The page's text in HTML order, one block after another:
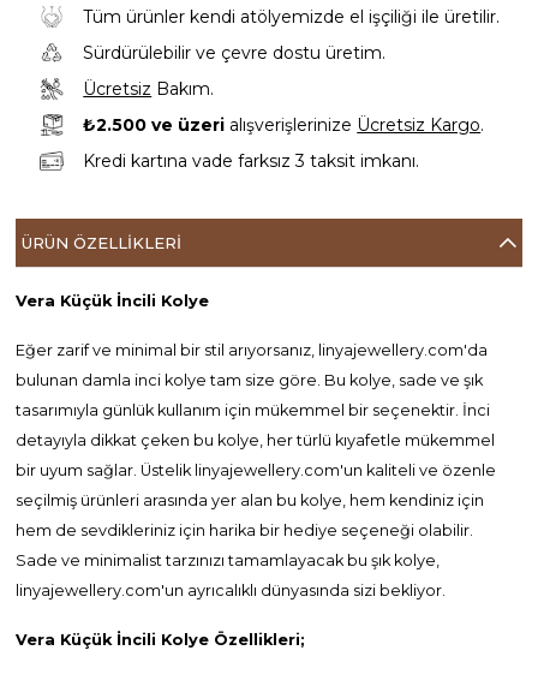
Tüm ürünler kendi atölyemizde el işçiliği ile üretilir.
Sürdürülebilir ve çevre dostu üretim.
Ücretsiz Bakım.
₺2.500 ve üzeri alışverişlerinize Ücretsiz Kargo.
Kredi kartına vade farksız 3 taksit imkanı.
ÜRÜN ÖZELLIKLERI
Vera Küçük İncili Kolye
Eğer zarif ve minimal bir stil arıyorsanız, linyajewellery.com'da
bulunan damla inci kolye tam size göre. Bu kolye, sade ve şık
tasarımıyla günlük kullanım için mükemmel bir seçenektir. İnci
detayıyla dikkat çeken bu kolye, her türlü kıyafetle mükemmel
bir uyum sağlar. Üstelik linyajewellery.com'un kaliteli ve özenle
seçilmiş ürünleri arasında yer alan bu kolye, hem kendiniz için
hem de sevdikleriniz için harika bir hediye seçeneği olabilir.
Sade ve minimalist tarzınızı tamamlayacak bu şık kolye,
linyajewellery.com'un ayrıcalıklı dünyasında sizi bekliyor.
Vera Küçük İncili Kolye Özellikleri;